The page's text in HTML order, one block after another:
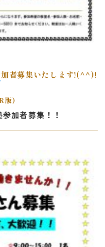
者募集いたします!(^^)!
版)
加者募集！！